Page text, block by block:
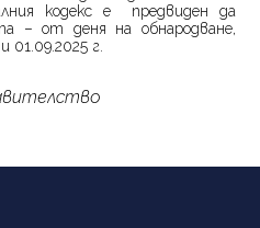
кодекс е предвиден да
– от деня на обнародване,
01.09.2025 г.